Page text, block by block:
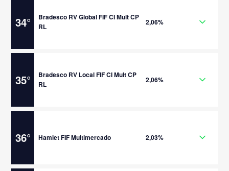
34°
Bradesco RV Global FIF CI Mult CP
RL
2,06%
35°
Bradesco RV Local FIF CI Mult CP
RL
2,06%
36° Hamlet FIF Multimercado 2,03%